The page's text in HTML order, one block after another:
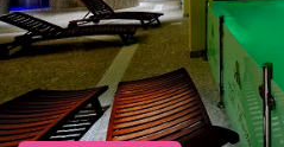
"Evasione Romantica 1- 2-
trattamenti
Figline Valdarno - Firenze -